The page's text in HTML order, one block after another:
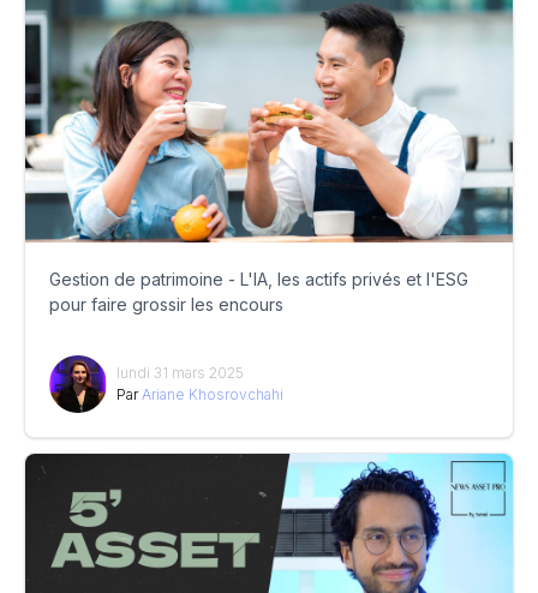
Gestion de patrimoine - L'IA, les actifs privés et l'ESG
pour faire grossir les encours
lundi 31 mars 2025
Par Ariane Khosrovchahi